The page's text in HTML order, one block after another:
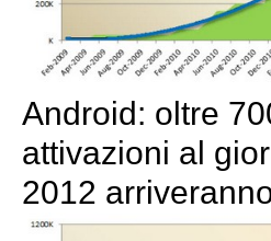
Android: oltre
attivazioni al
2012